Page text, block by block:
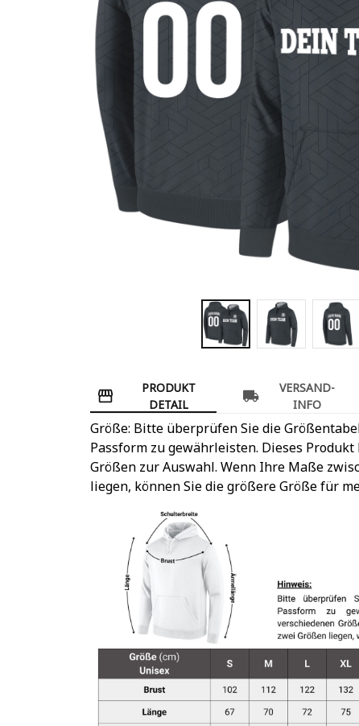
PRODUKT
DETAIL
VERSAND-
INFO
Größe: Bitte überprüfen Sie die
Passform zu gewährleisten. Dieses
Größen zur Auswahl. Wenn Ihre Maße
liegen, können Sie die größere Größe für